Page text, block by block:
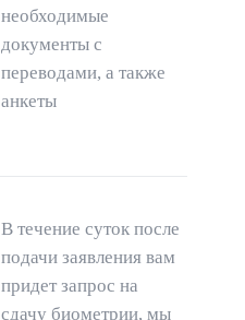
необходимые
документы с
переводами, а также
анкеты
В течение суток после
подачи заявления вам
придет запрос на
сдачу биометрии, мы